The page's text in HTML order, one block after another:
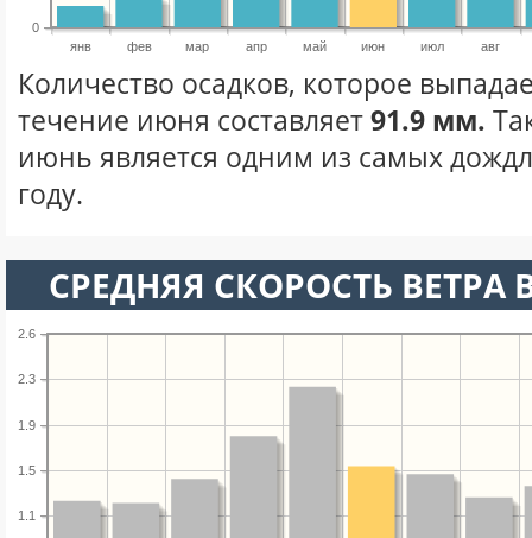
янв фев мар апр май июн июл авг
0
Количество осадков, которое
течение июня составляет91.9 мм.
июнь является одним из самых
году.
СРЕДНЯЯ СКОРОСТЬ
1.1
1.5
1.9
2.3
2.6